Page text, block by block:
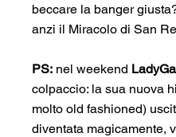
beccare la banger
anzi il Miracolo di San
PS: nel weekend
colpaccio: la sua nuova
molto old fashioned)
diventata magicamente,